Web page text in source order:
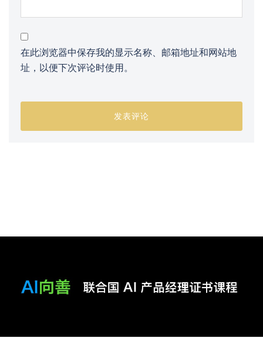
在此浏览器中保存我的显示名称、邮箱地址和网站地
址，以便下次评论时使用。